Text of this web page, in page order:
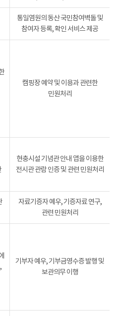
통일염원의 동산 국민참여벽돌 및
참여자 등록, 확인 서비스 제공
캠핑장 예약 및 이용과 관련한
민원처리
현충시설 기념관 안내 앱을 이용한
전시관 관람 인증 및 관련 민원처리
자료기증자 예우, 기증자료 연구,
관련 민원처리
기부자 예우, 기부금영수증 발행 및
보관의무 이행